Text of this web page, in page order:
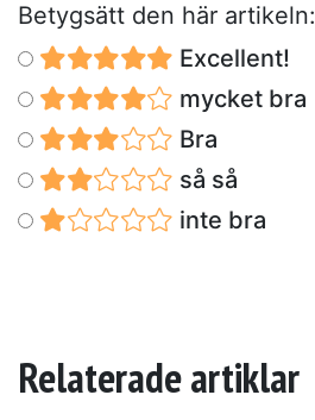
Betygsätt den här artikeln:
Excellent!
mycket bra
Bra
så så
inte bra
Relaterade artiklar